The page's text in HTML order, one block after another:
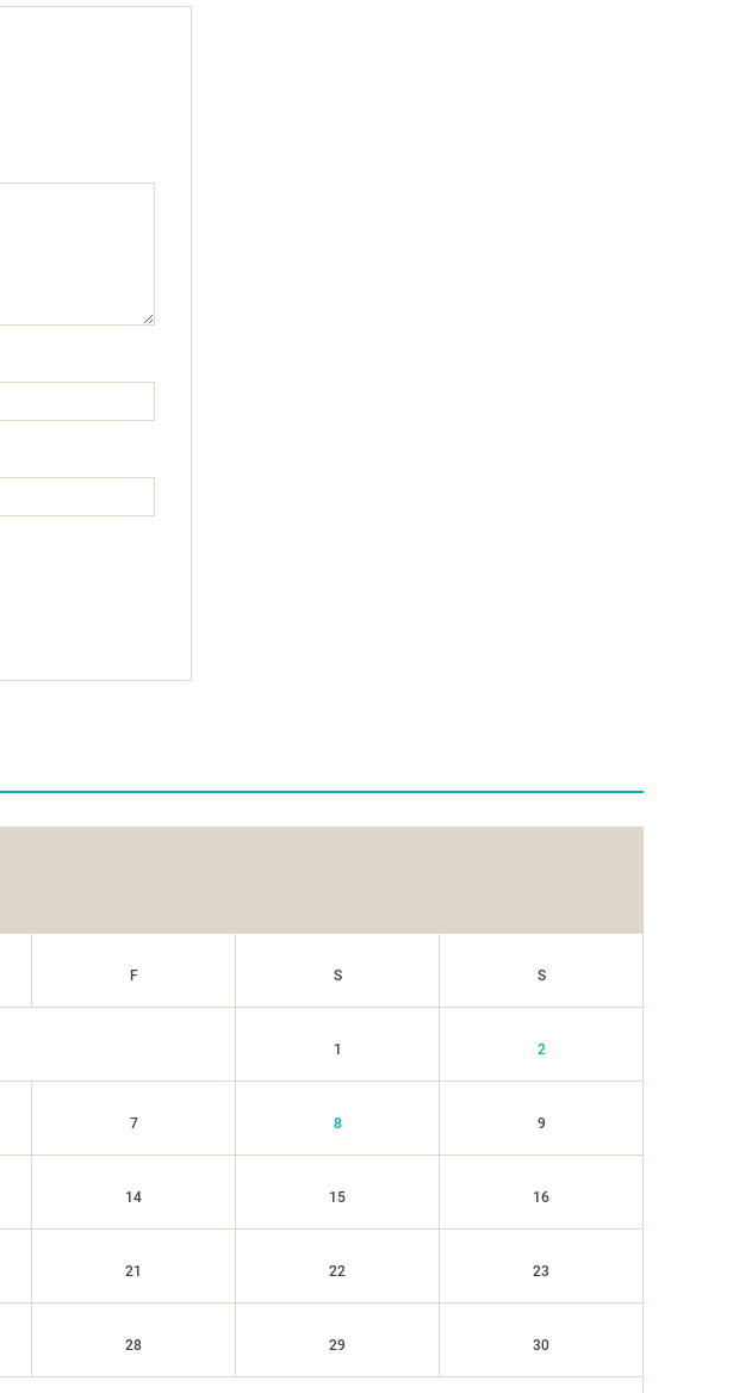
F S S
1 2
7 8 9
14 15 16
21 22 23
28 29 30